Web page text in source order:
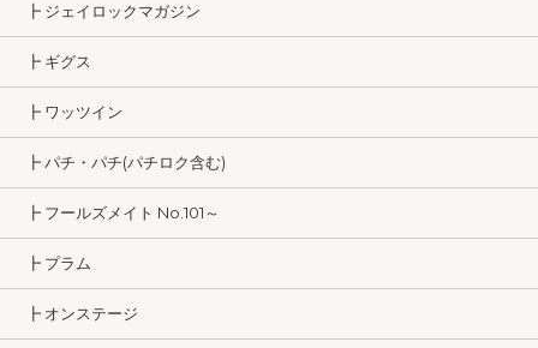
┣ ジェイロックマガジン
┣ ギグス
┣ ワッツイン
┣ パチ・パチ(パチロク含む)
┣ フールズメイト No.101～
┣ プラム
┣ オンステージ